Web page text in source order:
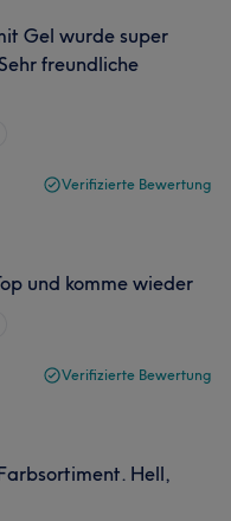
Gel wurde super
freundliche
Verifizierte Bewertung
und komme wieder
Verifizierte Bewertung
Hell,